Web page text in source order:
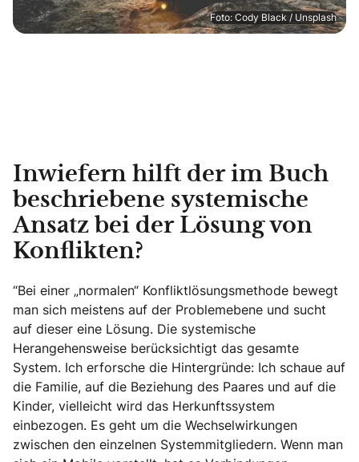
Foto: Cody Black / Unsplash
Inwiefern hilft der im Buch
beschriebene systemische
Ansatz bei der Lösung von
Konflikten?
“Bei einer „normalen“ Konfliktlösungsmethode bewegt
man sich meistens auf der Problemebene und sucht
auf dieser eine Lösung. Die systemische
Herangehensweise berücksichtigt das gesamte
System. Ich erforsche die Hintergründe: Ich schaue auf
die Familie, auf die Beziehung des Paares und auf die
Kinder, vielleicht wird das Herkunftssystem
einbezogen. Es geht um die Wechselwirkungen
zwischen den einzelnen Systemmitgliedern. Wenn man